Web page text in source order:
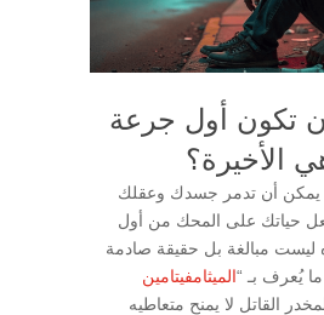
تكون أول جرعة
الأخيرة؟
يمكن أن تدمر جسدك وعقلك
حياتك على المحك من أول
ليست مبالغة بل حقيقة صادمة
يُعرف بـ “الميثامفيتامين
القاتل لا يمنح متعاطيه